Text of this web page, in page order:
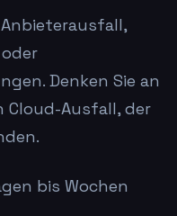
Denken Sie an
Cloud-Ausfall, der
bis Wochen